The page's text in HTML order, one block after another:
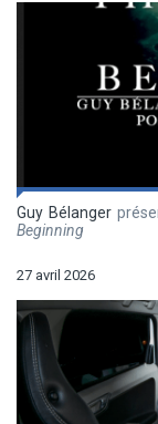
Guy Bélanger
Beginning
27 avril 2026